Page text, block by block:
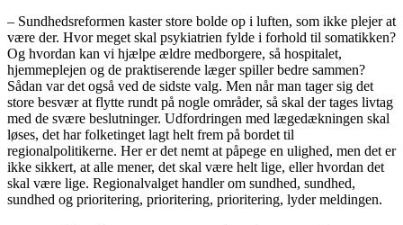
– Sundhedsreformen kaster store bolde op i luften, som ikke plejer at
være der. Hvor meget skal psykiatrien fylde i forhold til somatikken?
Og hvordan kan vi hjælpe ældre medborgere, så hospitalet,
hjemmeplejen og de praktiserende læger spiller bedre sammen?
Sådan var det også ved de sidste valg. Men når man tager sig det
store besvær at flytte rundt på nogle områder, så skal der tages livtag
med de svære beslutninger. Udfordringen med lægedækningen skal
løses, det har folketinget lagt helt frem på bordet til
regionalpolitikerne. Her er det nemt at påpege en ulighed, men det er
ikke sikkert, at alle mener, det skal være helt lige, eller hvordan det
skal være lige. Regionalvalget handler om sundhed, sundhed,
sundhed og prioritering, prioritering, prioritering, lyder meldingen.